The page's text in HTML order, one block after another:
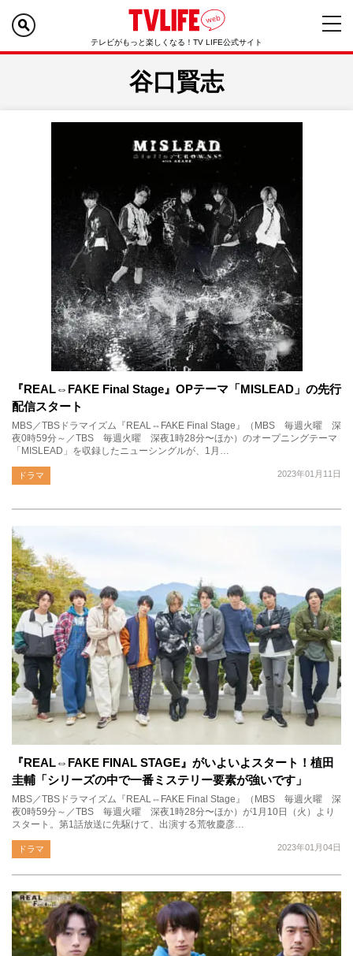
テレビがもっと楽しくなる！TV LIFE公式サイト
谷口賢志
『REAL⇔FAKE Final Stage』OPテーマ「MISLEAD」の先行
配信スタート
MBS／TBSドラマイズム『REAL⇔FAKE Final Stage』（MBS 毎週火曜 深
夜0時59分～／TBS 毎週火曜 深夜1時28分〜ほか）のオープニングテーマ
「MISLEAD」を収録したニューシングルが、1月…
2023年01月11日
ドラマ
『REAL⇔FAKE FINAL STAGE』がいよいよスタート！植田
圭輔「シリーズの中で一番ミステリー要素が強いです」
MBS／TBSドラマイズム『REAL⇔FAKE Final Stage』（MBS 毎週火曜 深
夜0時59分～／TBS 毎週火曜 深夜1時28分〜ほか）が1月10日（火）より
スタート。第1話放送に先駆けて、出演する荒牧慶彦…
2023年01月04日
ドラマ